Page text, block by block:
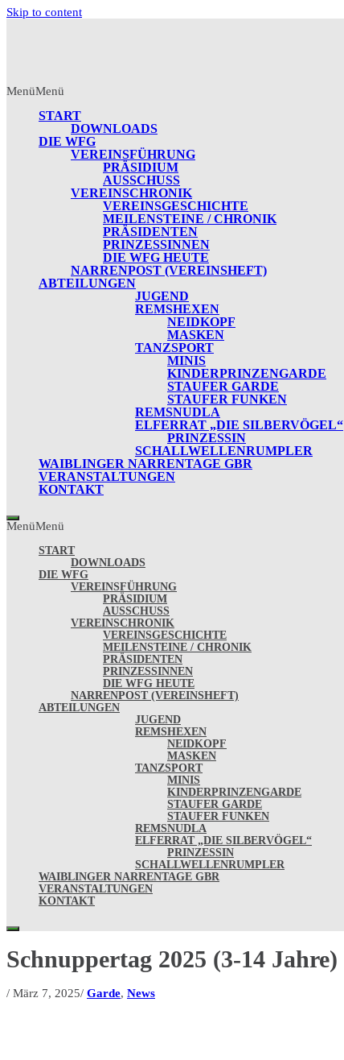
Skip to content
MenüMenü
START
DOWNLOADS
DIE WFG
VEREINSFÜHRUNG
PRÄSIDIUM
AUSSCHUSS
VEREINSCHRONIK
VEREINSGESCHICHTE
MEILENSTEINE / CHRONIK
PRÄSIDENTEN
PRINZESSINNEN
DIE WFG HEUTE
NARRENPOST (VEREINSHEFT)
ABTEILUNGEN
JUGEND
REMSHEXEN
NEIDKOPF
MASKEN
TANZSPORT
MINIS
KINDERPRINZENGARDE
STAUFER GARDE
STAUFER FUNKEN
REMSNUDLA
ELFERRAT „DIE SILBERVÖGEL“
PRINZESSIN
SCHALLWELLENRUMPLER
WAIBLINGER NARRENTAGE GBR
VERANSTALTUNGEN
KONTAKT
MenüMenü
START
DOWNLOADS
DIE WFG
VEREINSFÜHRUNG
PRÄSIDIUM
AUSSCHUSS
VEREINSCHRONIK
VEREINSGESCHICHTE
MEILENSTEINE / CHRONIK
PRÄSIDENTEN
PRINZESSINNEN
DIE WFG HEUTE
NARRENPOST (VEREINSHEFT)
ABTEILUNGEN
JUGEND
REMSHEXEN
NEIDKOPF
MASKEN
TANZSPORT
MINIS
KINDERPRINZENGARDE
STAUFER GARDE
STAUFER FUNKEN
REMSNUDLA
ELFERRAT „DIE SILBERVÖGEL“
PRINZESSIN
SCHALLWELLENRUMPLER
WAIBLINGER NARRENTAGE GBR
VERANSTALTUNGEN
KONTAKT
Schnuppertag 2025 (3-14 Jahre)
/ März 7, 2025/ Garde, News